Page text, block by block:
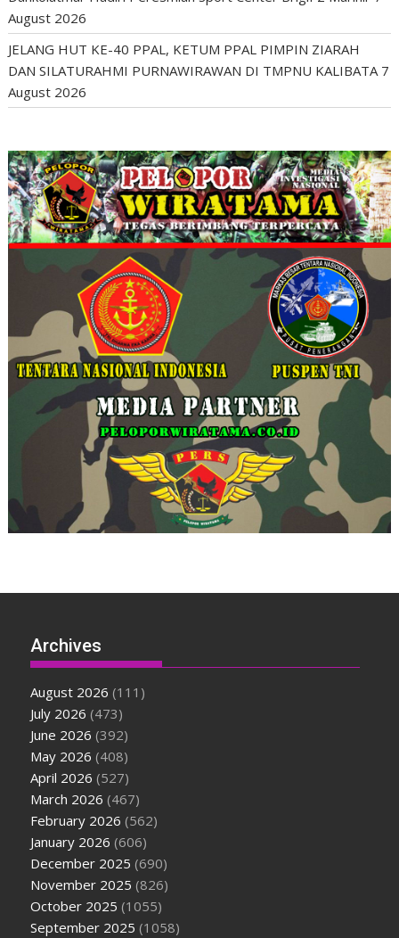
August 2026
JELANG HUT KE-40 PPAL, KETUM PPAL PIMPIN ZIARAH
DAN SILATURAHMI PURNAWIRAWAN DI TMPNU KALIBATA 7
August 2026
Archives
August 2026 (111)
July 2026 (473)
June 2026 (392)
May 2026 (408)
April 2026 (527)
March 2026 (467)
February 2026 (562)
January 2026 (606)
December 2025 (690)
November 2025 (826)
October 2025 (1055)
September 2025 (1058)